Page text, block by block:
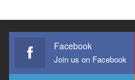
Facebook
Join us on Facebook